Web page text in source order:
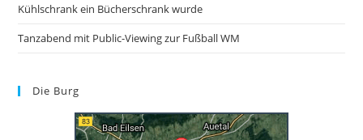
Kühlschrank ein Bücherschrank wurde
Tanzabend mit Public-Viewing zur Fußball WM
Die Burg